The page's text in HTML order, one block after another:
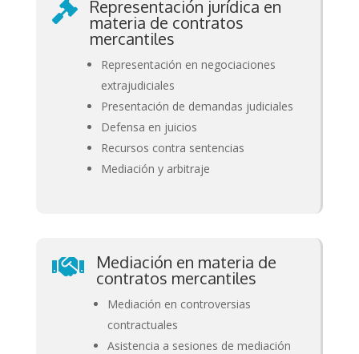
 Representación jurídica en
materia de contratos
mercantiles
Representación en negociaciones
extrajudiciales
Presentación de demandas judiciales
Defensa en juicios
Recursos contra sentencias
Mediación y arbitraje
 Mediación en materia de
contratos mercantiles
Mediación en controversias
contractuales
Asistencia a sesiones de mediación